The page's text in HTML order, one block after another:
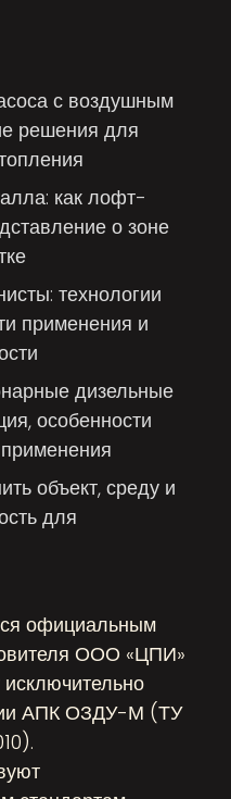
с воздушным
решения для
как лофт-
о зоне
технологии
применения и
дизельные
особенности
объект, среду и
для
официальным
ООО «ЦПИ»
исключительно
АПК ОЗДУ-М (ТУ